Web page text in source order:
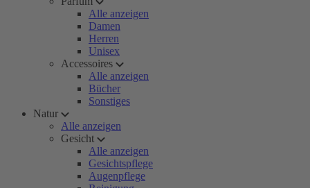
Alle anzeigen
Damen
Herren
Unisex
Accessoires
Alle anzeigen
Bücher
Sonstiges
Natur
Alle anzeigen
Gesicht
Alle anzeigen
Gesichtspflege
Augenpflege